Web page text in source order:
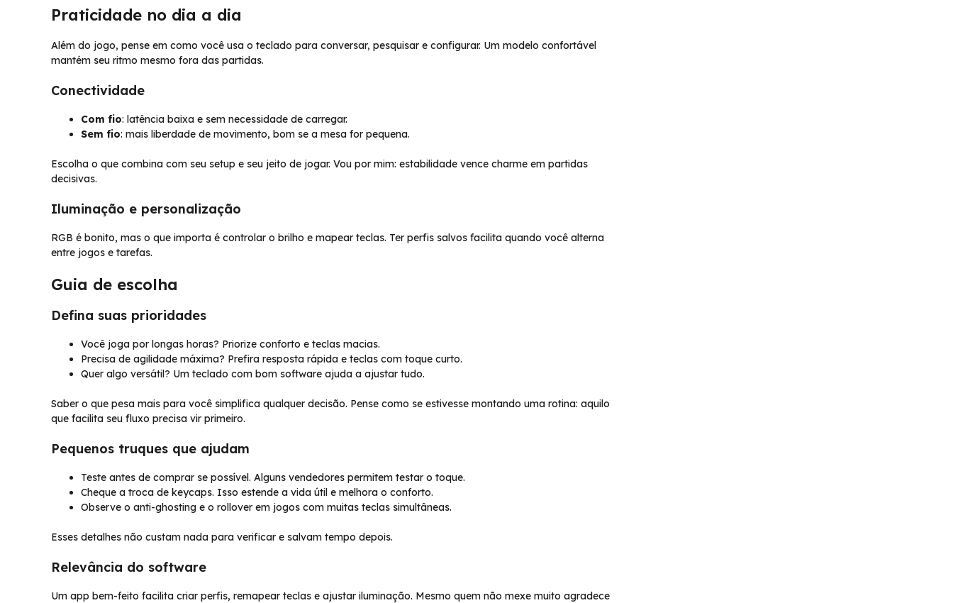
Praticidade no dia a dia
Além do jogo, pense em como você usa o teclado para conversar, pesquisar e configurar. Um modelo confortável
mantém seu ritmo mesmo fora das partidas.
Conectividade
Com fio: latência baixa e sem necessidade de carregar.
Sem fio: mais liberdade de movimento, bom se a mesa for pequena.
Escolha o que combina com seu setup e seu jeito de jogar. Vou por mim: estabilidade vence charme em partidas
decisivas.
Iluminação e personalização
RGB é bonito, mas o que importa é controlar o brilho e mapear teclas. Ter perfis salvos facilita quando você alterna
entre jogos e tarefas.
Guia de escolha
Defina suas prioridades
Você joga por longas horas? Priorize conforto e teclas macias.
Precisa de agilidade máxima? Prefira resposta rápida e teclas com toque curto.
Quer algo versátil? Um teclado com bom software ajuda a ajustar tudo.
Saber o que pesa mais para você simplifica qualquer decisão. Pense como se estivesse montando uma rotina: aquilo
que facilita seu fluxo precisa vir primeiro.
Pequenos truques que ajudam
Teste antes de comprar se possível. Alguns vendedores permitem testar o toque.
Cheque a troca de keycaps. Isso estende a vida útil e melhora o conforto.
Observe o anti-ghosting e o rollover em jogos com muitas teclas simultâneas.
Esses detalhes não custam nada para verificar e salvam tempo depois.
Relevância do software
Um app bem-feito facilita criar perfis, remapear teclas e ajustar iluminação. Mesmo quem não mexe muito agradece